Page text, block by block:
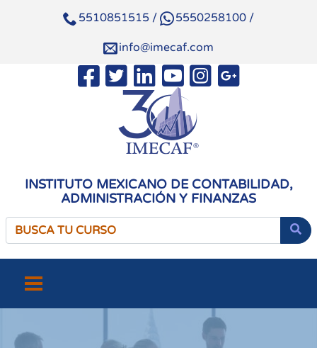
5510851515 / 5550258100 /
info@imecaf.com
INSTITUTO MEXICANO DE CONTABILIDAD,
ADMINISTRACIÓN Y FINANZAS